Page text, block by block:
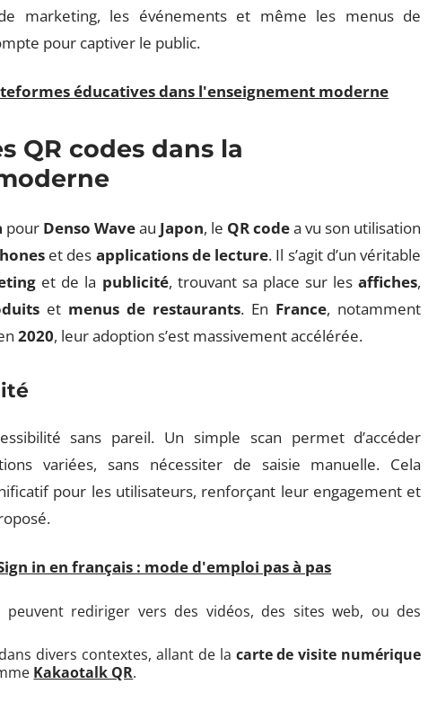
marketing, les événements et même les menus de
pour captiver le public.
éducatives dans l'enseignement moderne
QR codes dans la
pour Denso Waveau Japon, le QR codea vu son utilisation
et des applications de lecture. Il s’agit d’un véritable
et de la publicité, trouvant sa place sur lesaffiches,
et menus de restaurants. En France, notamment
2020, leur adoption s’est massivement accélérée.
sans pareil. Un simple scan permet d’accéder
variées, sans nécessiter de saisie manuelle. Cela
pour les utilisateurs, renforçant leur engagement et
in en français : mode d'emploi pas à pas
peuvent rediriger vers des vidéos, des sites web, ou des
divers contextes, allant de la carte de visite numérique
Kakaotalk QR.